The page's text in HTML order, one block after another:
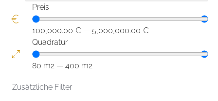
Preis
100,000.00 € —5,000,000.00 €
Quadratur
80 m2 —400 m2
Zusätzliche Filter